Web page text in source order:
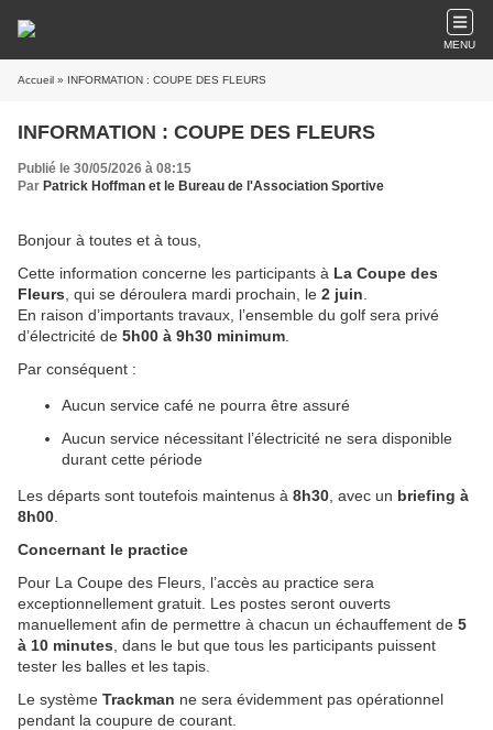
MENU
Accueil » INFORMATION : COUPE DES FLEURS
INFORMATION : COUPE DES FLEURS
Publié le 30/05/2026 à 08:15
Par Patrick Hoffman et le Bureau de l'Association Sportive
Bonjour à toutes et à tous,
Cette information concerne les participants à La Coupe des
Fleurs , qui se déroulera mardi prochain, le 2 juin
En raison d’importants travaux, l’ensemble du golf sera privé
d’électricité de 5h00 à 9h30 minimum
Par conséquent :
Aucun service café ne pourra être assuré
Aucun service nécessitant l’électricité ne sera disponible
durant cette période
Les départs sont toutefois maintenus à 8h30 , avec un briefing à
8h00
Concernant le practice
Pour La Coupe des Fleurs, l’accès au practice sera
exceptionnellement gratuit. Les postes seront ouverts
manuellement afin de permettre à chacun un échauffement de 5
à 10 minutes , dans le but que tous les participants puissent
tester les balles et les tapis.
Le système Trackman ne sera évidemment pas opérationnel
pendant la coupure de courant.